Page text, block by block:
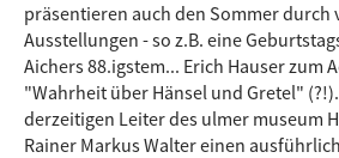
präsentieren auch den Sommer durch
Ausstellungen - so z.B. eine
Aichers 88.igstem... Erich Hauser zum
"Wahrheit über Hänsel und Gretel"
derzeitigen Leiter des ulmer museum
Rainer Markus Walter einen